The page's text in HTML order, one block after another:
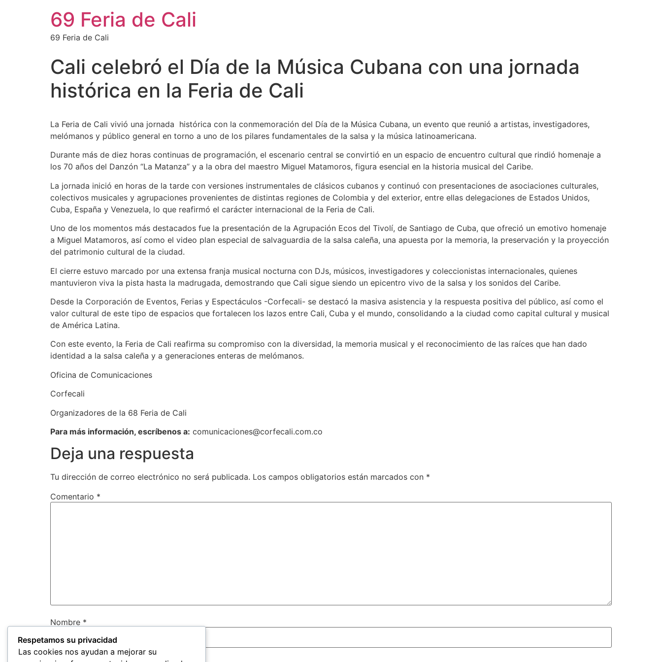
69 Feria de Cali
69 Feria de Cali
Cali celebró el Día de la Música Cubana con una jornada
histórica en la Feria de Cali
La Feria de Cali vivió una jornada histórica con la conmemoración del Día de la Música Cubana, un evento que reunió a artistas, investigadores,
melómanos y público general en torno a uno de los pilares fundamentales de la salsa y la música latinoamericana.
Durante más de diez horas continuas de programación, el escenario central se convirtió en un espacio de encuentro cultural que rindió homenaje a
los 70 años del Danzón “La Matanza” y a la obra del maestro Miguel Matamoros, figura esencial en la historia musical del Caribe.
La jornada inició en horas de la tarde con versiones instrumentales de clásicos cubanos y continuó con presentaciones de asociaciones culturales,
colectivos musicales y agrupaciones provenientes de distintas regiones de Colombia y del exterior, entre ellas delegaciones de Estados Unidos,
Cuba, España y Venezuela, lo que reafirmó el carácter internacional de la Feria de Cali.
Uno de los momentos más destacados fue la presentación de la Agrupación Ecos del Tivolí, de Santiago de Cuba, que ofreció un emotivo homenaje
a Miguel Matamoros, así como el video plan especial de salvaguardia de la salsa caleña, una apuesta por la memoria, la preservación y la proyección
del patrimonio cultural de la ciudad.
El cierre estuvo marcado por una extensa franja musical nocturna con DJs, músicos, investigadores y coleccionistas internacionales, quienes
mantuvieron viva la pista hasta la madrugada, demostrando que Cali sigue siendo un epicentro vivo de la salsa y los sonidos del Caribe.
Desde la Corporación de Eventos, Ferias y Espectáculos -Corfecali- se destacó la masiva asistencia y la respuesta positiva del público, así como el
valor cultural de este tipo de espacios que fortalecen los lazos entre Cali, Cuba y el mundo, consolidando a la ciudad como capital cultural y musical
de América Latina.
Con este evento, la Feria de Cali reafirma su compromiso con la diversidad, la memoria musical y el reconocimiento de las raíces que han dado
identidad a la salsa caleña y a generaciones enteras de melómanos.
Oficina de Comunicaciones
Corfecali
Organizadores de la 68 Feria de Cali
Para más información, escríbenos a: comunicaciones@corfecali.com.co
Deja una respuesta
Tu dirección de correo electrónico no será publicada. Los campos obligatorios están marcados con *
Comentario *
Nombre *
Respetamos su privacidad
Las cookies nos ayudan a mejorar su